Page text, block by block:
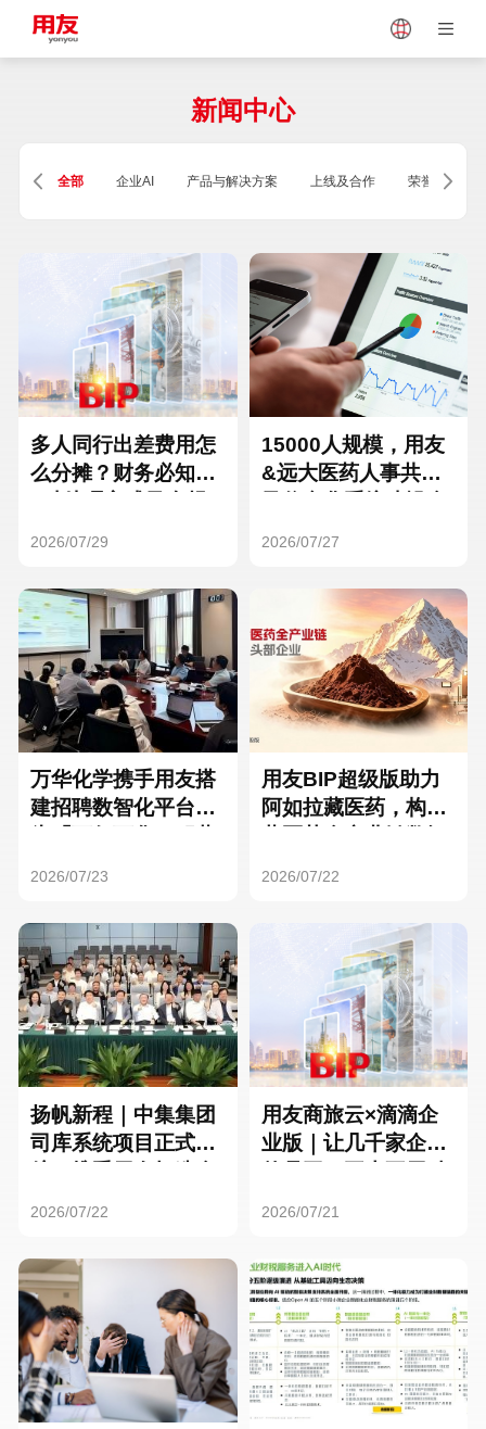
Vietnam
Singapore Malaysia
Thailand
Turkey
Hungary Mexico
Hong Kong Macau
新闻中心
全部 企业AI 产品与解决方案 上线及合作 荣誉及资质
多人同行出差费用怎
么分摊？财务必知的
2026/07/29
15000人规模，用友
&远大医药人事共享
2026/07/27
万华化学携手用友搭
建招聘数智化平台，
2026/07/23
用友BIP超级版助力
阿如拉藏医药，构建
2026/07/22
扬帆新程｜中集集团
司库系统项目正式启
2026/07/22
用友商旅云×滴滴企
业版｜让几千家企业
2026/07/21